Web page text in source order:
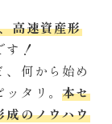
高速資産形
す！
、何から始め
ッタリ。本セ
成のノウハウ